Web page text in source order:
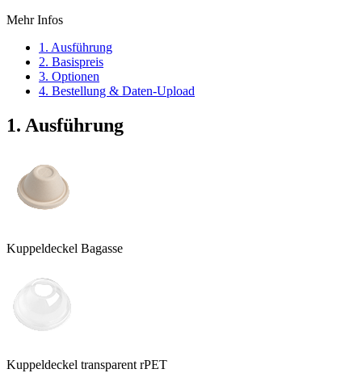
Mehr Infos
1. Ausführung
2. Basispreis
3. Optionen
4. Bestellung & Daten-Upload
1. Ausführung
Kuppeldeckel Bagasse
Kuppeldeckel transparent rPET